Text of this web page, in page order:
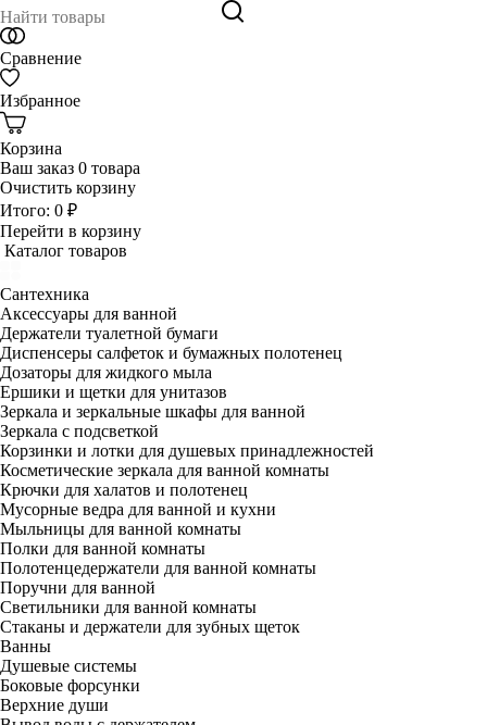
Сравнение
Избранное
Корзина
Ваш заказ 0 товара
Очистить корзину
Итого: 0 ₽
Перейти в корзину
Каталог товаров
Сантехника
Аксессуары для ванной
Держатели туалетной бумаги
Диспенсеры салфеток и бумажных полотенец
Дозаторы для жидкого мыла
Ершики и щетки для унитазов
Зеркала и зеркальные шкафы для ванной
Зеркала с подсветкой
Корзинки и лотки для душевых принадлежностей
Косметические зеркала для ванной комнаты
Крючки для халатов и полотенец
Мусорные ведра для ванной и кухни
Мыльницы для ванной комнаты
Полки для ванной комнаты
Полотенцедержатели для ванной комнаты
Поручни для ванной
Светильники для ванной комнаты
Стаканы и держатели для зубных щеток
Ванны
Душевые системы
Боковые форсунки
Верхние души